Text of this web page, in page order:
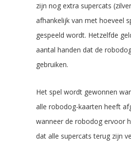
zijn nog extra supercats
afhankelijk van met hoeveel
gespeeld wordt. Hetzelfde
aantal handen dat de
gebruiken.
Het spel wordt gewonnen
alle robodog-kaarten heeft
wanneer de robodog ervoor
dat alle supercats terug zijn